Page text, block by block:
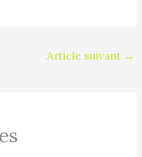
Article suivant →